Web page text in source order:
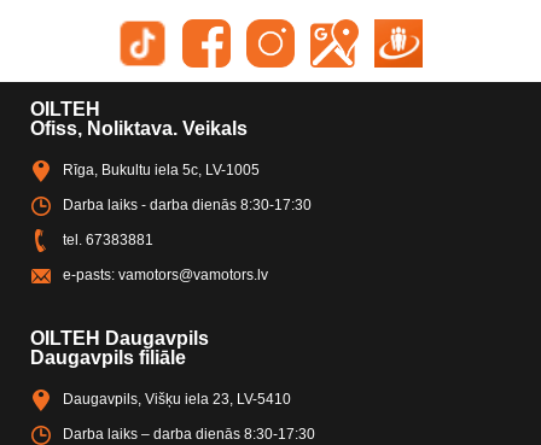
OILTEH
Ofiss, Noliktava. Veikals
Rīga, Bukultu iela 5c, LV-1005
Darba laiks - darba dienās 8:30-17:30
tel. 67383881
e-pasts: vamotors@vamotors.lv
OILTEH Daugavpils
Daugavpils filiāle
Daugavpils, Višķu iela 23, LV-5410
Darba laiks – darba dienās 8:30-17:30